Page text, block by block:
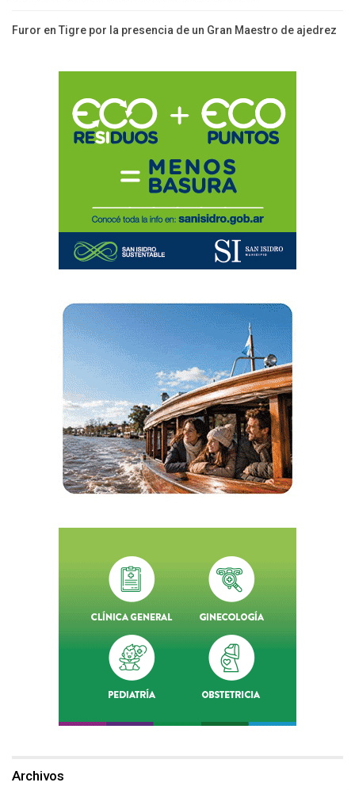
Furor en Tigre por la presencia de un Gran Maestro de ajedrez
Archivos